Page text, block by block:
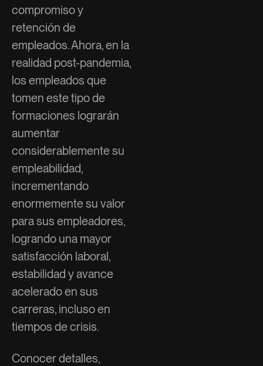
compromiso y
retención de
empleados. Ahora, en la
realidad post-pandemia,
los empleados que
tomen este tipo de
formaciones lograrán
aumentar
considerablemente su
empleabilidad,
incrementando
enormemente su valor
para sus empleadores,
logrando una mayor
satisfacción laboral,
estabilidad y avance
acelerado en sus
carreras, incluso en
tiempos de crisis.
Conocer detalles,